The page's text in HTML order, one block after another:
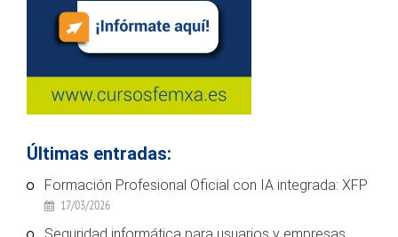
Últimas entradas:
Formación Profesional Oficial con IA integrada: XFP
17/03/2026